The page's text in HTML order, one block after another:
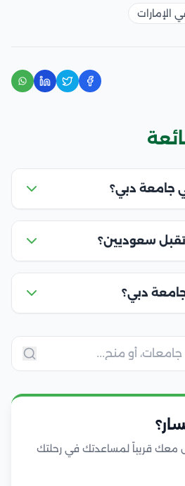
الإمارات
جامعة دبي؟
سعوديين؟
دبي؟
معك قريباً لمساعدتك في رحلتك